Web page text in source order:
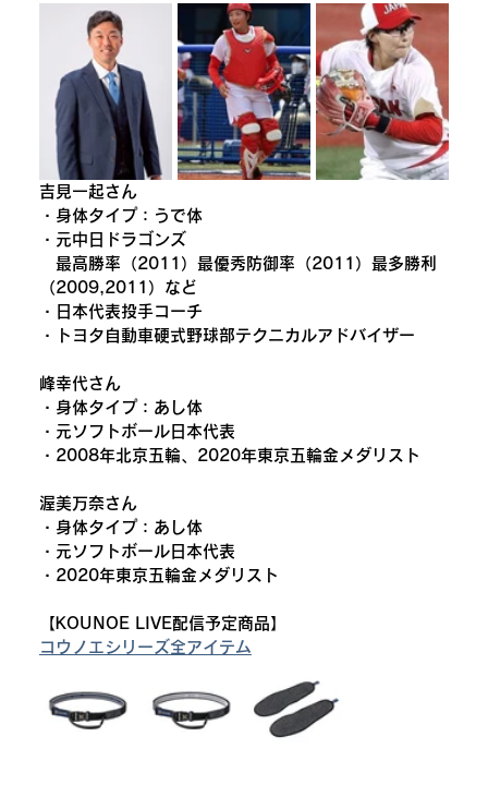
吉見一起さん
・身体タイプ：うで体
・元中日ドラゴンズ
最高勝率（2011）最優秀防御率（2011）最多勝利
（2009,2011）など
・日本代表投手コーチ
・トヨタ自動車硬式野球部テクニカルアドバイザー
峰幸代さん
・身体タイプ：あし体
・元ソフトボール日本代表
・2008年北京五輪、2020年東京五輪金メダリスト
渥美万奈さん
・身体タイプ：あし体
・元ソフトボール日本代表
・2020年東京五輪金メダリスト
【KOUNOE LIVE配信予定商品】
コウノエシリーズ全アイテム